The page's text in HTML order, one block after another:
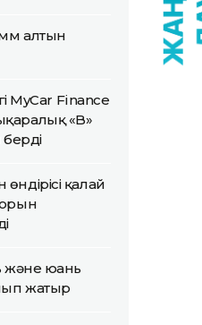
алтын
MyCar Finance
«B»
берді
қалай
және юань
жатыр